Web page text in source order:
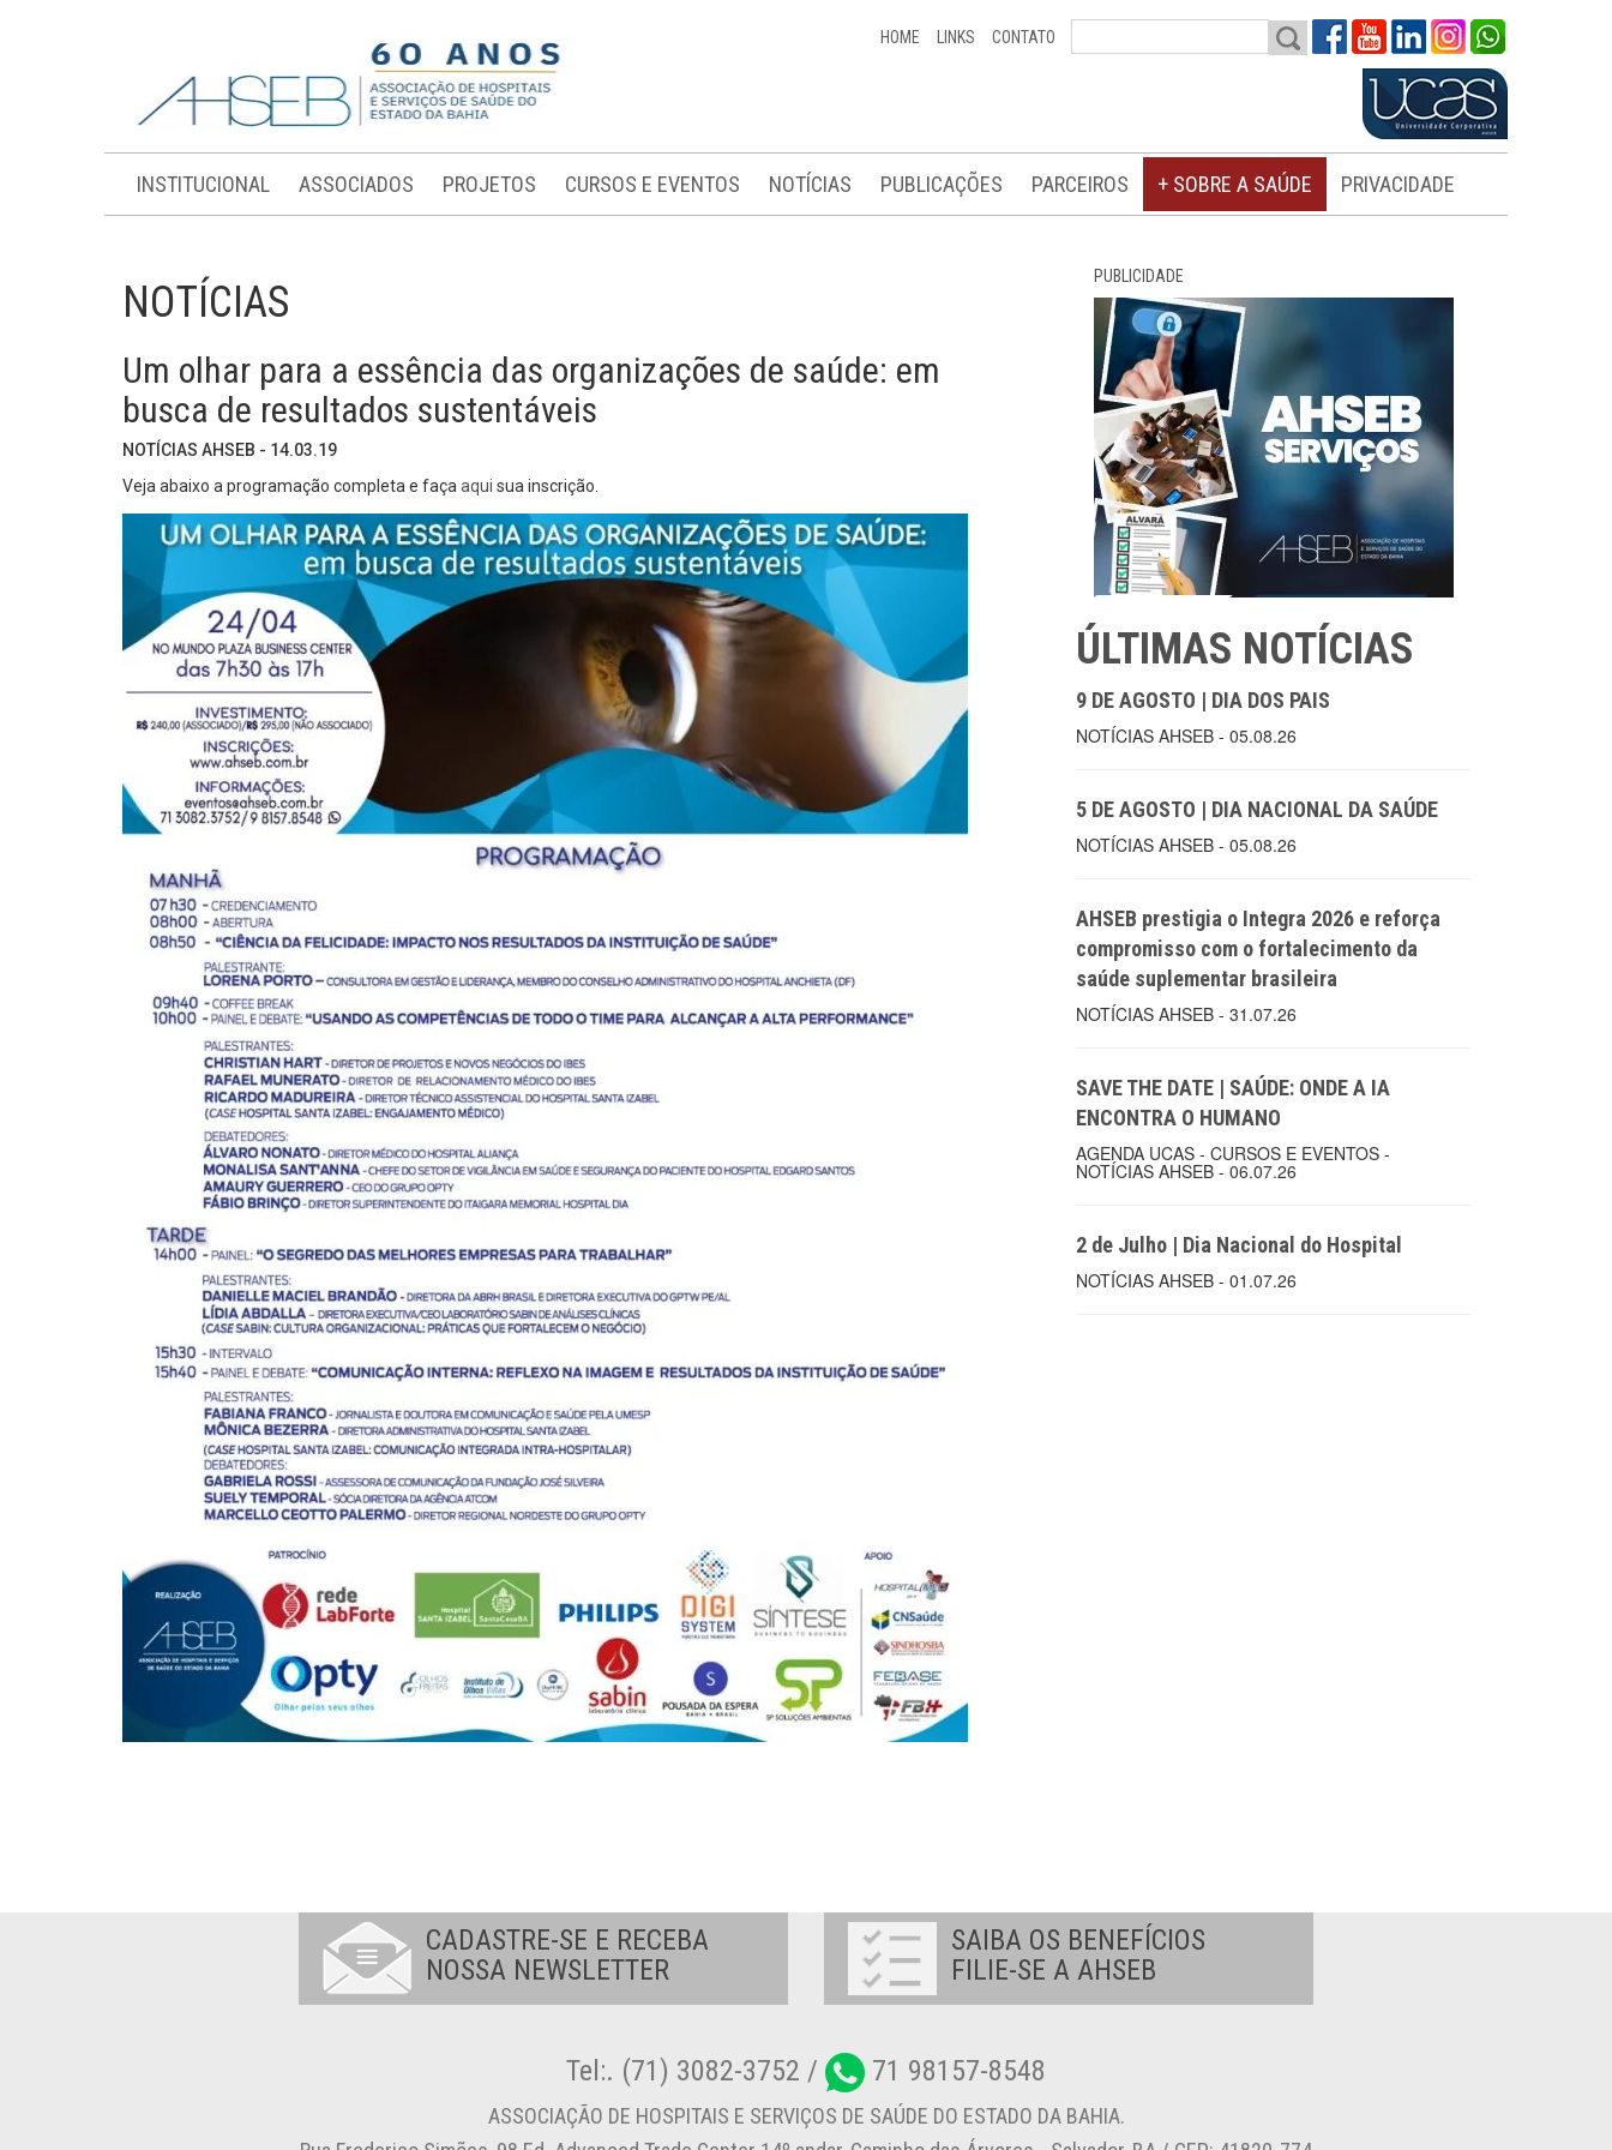
HOME LINKS CONTATO
INSTITUCIONAL ASSOCIADOS PROJETOS CURSOS E EVENTOS NOTÍCIAS PUBLICAÇÕES PARCEIROS + SOBRE A SAÚDE PRIVACIDADE
NOTÍCIAS
Um olhar para a essência das organizações de saúde: em
busca de resultados sustentáveis
NOTÍCIAS AHSEB - 14.03.19
Veja abaixo a programação completa e faça aqui sua inscrição.
PUBLICIDADE
ÚLTIMAS NOTÍCIAS
9 DE AGOSTO | DIA DOS PAIS
NOTÍCIAS AHSEB - 05.08.26
5 DE AGOSTO | DIA NACIONAL DA SAÚDE
NOTÍCIAS AHSEB - 05.08.26
AHSEB prestigia o Integra 2026 e reforça
compromisso com o fortalecimento da
saúde suplementar brasileira
NOTÍCIAS AHSEB - 31.07.26
SAVE THE DATE | SAÚDE: ONDE A IA
ENCONTRA O HUMANO
AGENDA UCAS - CURSOS E EVENTOS -
NOTÍCIAS AHSEB - 06.07.26
2 de Julho | Dia Nacional do Hospital
NOTÍCIAS AHSEB - 01.07.26
CADASTRE-SE E RECEBA
NOSSA NEWSLETTER
SAIBA OS BENEFÍCIOS
FILIE-SE A AHSEB
Tel:. (71) 3082-3752 / 71 98157-8548
ASSOCIAÇÃO DE HOSPITAIS E SERVIÇOS DE SAÚDE DO ESTADO DA BAHIA.